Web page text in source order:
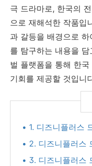
극 드라마로, 한국의
으로 재해석한 작품입
과 갈등을 배경으로
를 탐구하는 내용을
벌 플랫폼을 통해 한
기회를 제공할 것입니
• 1. 디즈니플러스
• 2. 디즈니플러스
• 3. 디즈니플러스